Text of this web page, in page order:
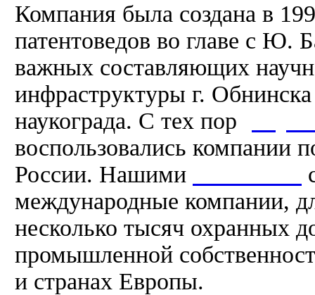
Компания была создана в
патентоведов во главе с Ю.
важных составляющих
инфраструктуры г.
наукограда. С тех пор
воспользовались компании
России. Нашими
международные компании,
несколько тысяч охранных
промышленной
и странах Европы.